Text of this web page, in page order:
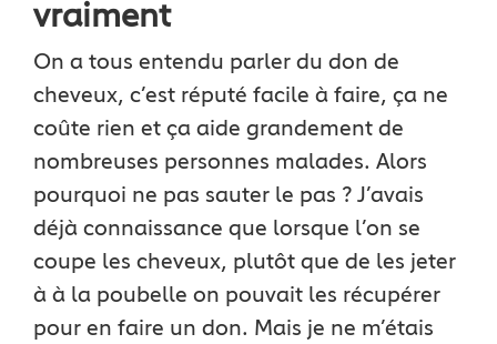
vraiment
On a tous entendu parler du don de
cheveux, c’est réputé facile à faire, ça ne
coûte rien et ça aide grandement de
nombreuses personnes malades. Alors
pourquoi ne pas sauter le pas ? J’avais
déjà connaissance que lorsque l’on se
coupe les cheveux, plutôt que de les jeter
à à la poubelle on pouvait les récupérer
pour en faire un don. Mais je ne m’étais